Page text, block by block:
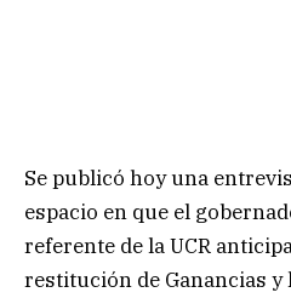
Se publicó hoy una
espacio en que el
referente de la UCR
restitución de Ganancias